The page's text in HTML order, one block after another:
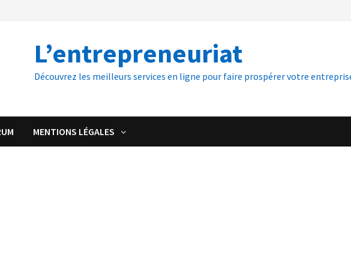
L’entrepreneuriat
Découvrez les meilleurs services en ligne pour faire prospérer votre
MENTIONS LÉGALES